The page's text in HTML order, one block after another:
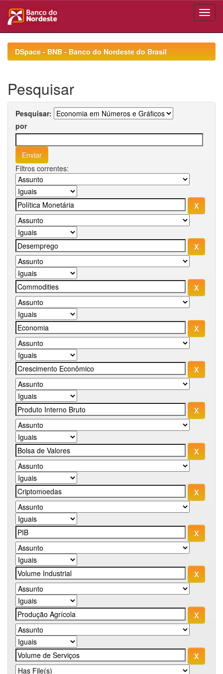
navigationDSpace - BNB - Banco do Nordeste do Brasil
Pesquisar
Pesquisar:
por
Filtros correntes: